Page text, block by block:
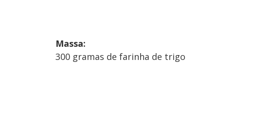
Massa:
300 gramas de farinha de trigo